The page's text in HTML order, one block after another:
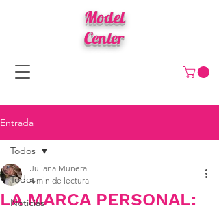
Model
Center
Entrada
Todos
Noticias
Todos
LA MARCA PERSONAL:
Juliana Munera
4 min de lectura